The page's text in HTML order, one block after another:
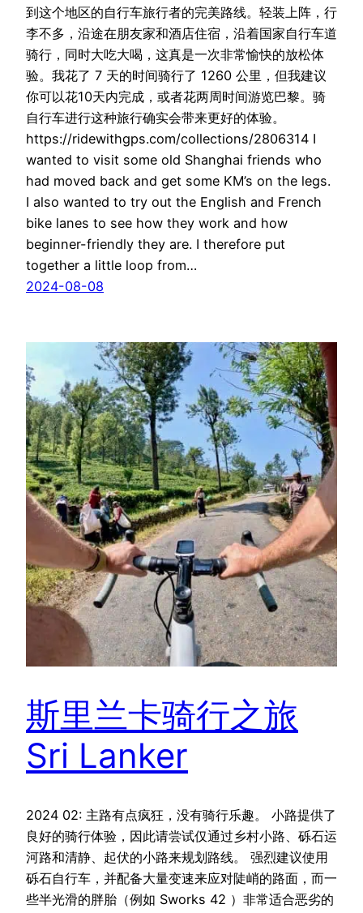
到这个地区的自行车旅行者的完美路线。轻装上阵，行
李不多，沿途在朋友家和酒店住宿，沿着国家自行车道
骑行，同时大吃大喝，这真是一次非常愉快的放松体
验。我花了 7 天的时间骑行了 1260 公里，但我建议
你可以花10天内完成，或者花两周时间游览巴黎。骑
自行车进行这种旅行确实会带来更好的体验。
https://ridewithgps.com/collections/2806314 I
wanted to visit some old Shanghai friends who
had moved back and get some KM’s on the legs.
I also wanted to try out the English and French
bike lanes to see how they work and how
beginner-friendly they are. I therefore put
together a little loop from…
2024-08-08
斯里兰卡骑行之旅
Sri Lanker
2024 02: 主路有点疯狂，没有骑行乐趣。 小路提供了
良好的骑行体验，因此请尝试仅通过乡村小路、砾石运
河路和清静、起伏的小路来规划路线。 强烈建议使用
砾石自行车，并配备大量变速来应对陡峭的路面，而一
些半光滑的胖胎（例如 Sworks 42 ）非常适合恶劣的